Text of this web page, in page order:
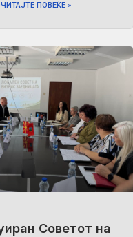
ПОВЕЌЕ »
Советот на